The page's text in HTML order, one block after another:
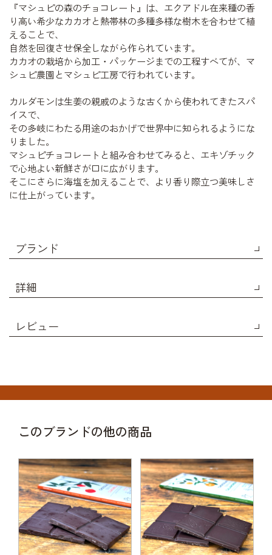
『マシュピの森のチョコレート』は、エクアドル在来種の香
り高い希少なカカオと熱帯林の多種多様な樹木を合わせて植
えることで、
自然を回復させ保全しながら作られています。
カカオの栽培から加工・パッケージまでの工程すべてが、マ
シュピ農園とマシュピ工房で行われています。
カルダモンは生姜の親戚のような古くから使われてきたスパ
イスで、
その多岐にわたる用途のおかげで世界中に知られるようにな
りました。
マシュピチョコレートと組み合わせてみると、エキゾチック
で心地よい新鮮さが口に広がります。
そこにさらに海塩を加えることで、より香り際立つ美味しさ
に仕上がっています。
ブランド
詳細
レビュー
このブランドの他の商品